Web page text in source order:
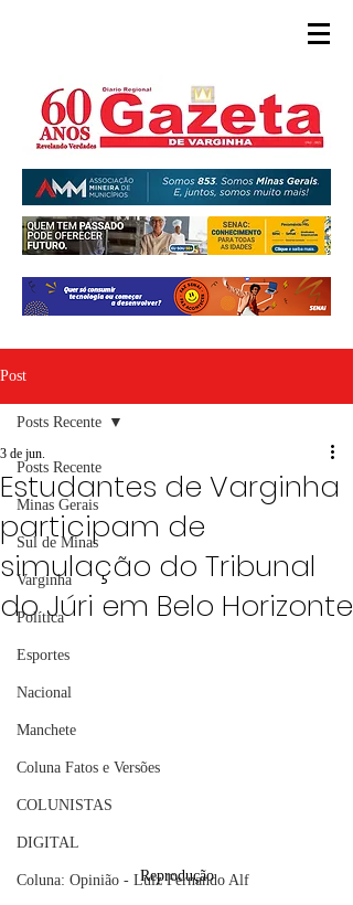
Post
Posts Recente
Minas Gerais
Sul de Minas
Varginha
Política
Esportes
Nacional
Manchete
Coluna Fatos e Versões
COLUNISTAS
DIGITAL
Coluna: Opinião - Luiz Fernando Alf
Posts Recente
Estudantes de Varginha
participam de
simulação do Tribunal
do Júri em Belo Horizonte
3 de jun.
Reprodução